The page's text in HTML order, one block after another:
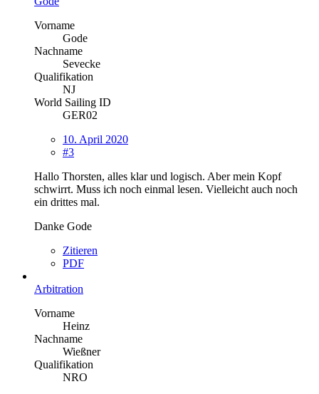
Vorname
Gode
Nachname
Sevecke
Qualifikation
NJ
World Sailing ID
GER02
10. April 2020
#3
Hallo Thorsten, alles klar und logisch. Aber mein Kopf
schwirrt. Muss ich noch einmal lesen. Vielleicht auch noch
ein drittes mal.
Danke Gode
Zitieren
PDF
Arbitration
Vorname
Heinz
Nachname
Wießner
Qualifikation
NRO